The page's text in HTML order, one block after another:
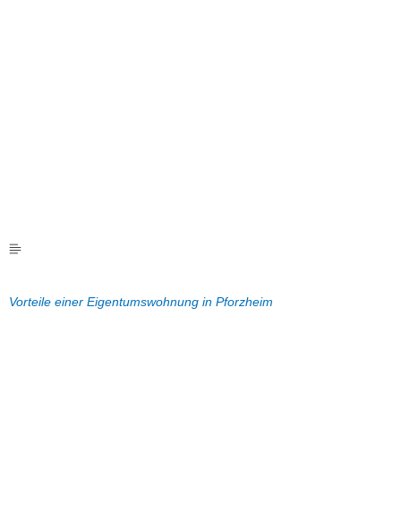
Vorteile einer Eigentumswohnung in Pforzheim